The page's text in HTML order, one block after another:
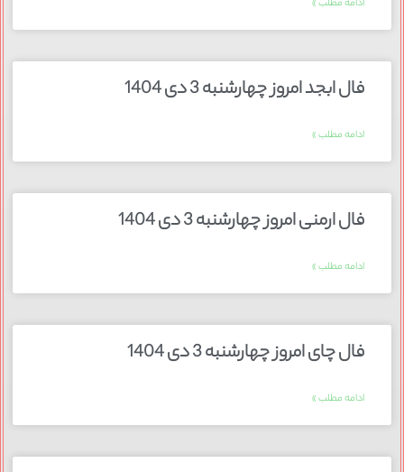
ادامه مطلب »
فال ابجد امروز چهارشنبه 3 دی 1404
ادامه مطلب »
فال ارمنی امروز چهارشنبه 3 دی 1404
ادامه مطلب »
فال چای امروز چهارشنبه 3 دی 1404
ادامه مطلب »